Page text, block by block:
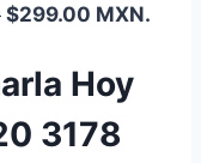
$299.00 MXN.
Hoy
3178